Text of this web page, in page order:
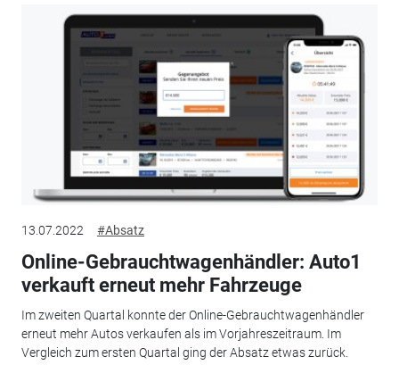
13.07.2022 #Absatz
Online-Gebrauchtwagenhändler: Auto1
verkauft erneut mehr Fahrzeuge
Im zweiten Quartal konnte der Online-Gebrauchtwagenhändler
erneut mehr Autos verkaufen als im Vorjahreszeitraum. Im
Vergleich zum ersten Quartal ging der Absatz etwas zurück.